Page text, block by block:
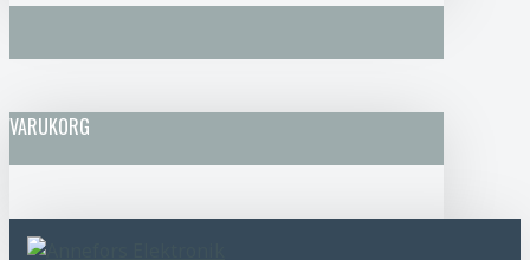
VARUKORG